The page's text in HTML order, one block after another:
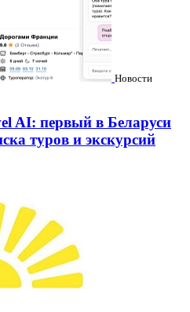
Новости
AI: первый в Беларуси
туров и экскурсий